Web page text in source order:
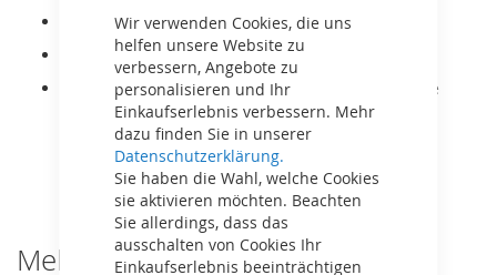
Wir verwenden Cookies, die uns
helfen unsere Website zu
verbessern, Angebote zu
personalisieren und Ihr
Einkaufserlebnis verbessern. Mehr
dazu finden Sie in unserer
Datenschutzerklärung.
Sie haben die Wahl, welche Cookies
sie aktivieren möchten. Beachten
Sie allerdings, dass das
ausschalten von Cookies Ihr
Einkaufserlebnis beeinträchtigen
Original BERG Ersatzteil!
Ersatz-Schutzrand.
Es handelt sich lediglich um den Schutzrand, ohne
Sprungtuch oder Rahmen.
Mehr Informationen